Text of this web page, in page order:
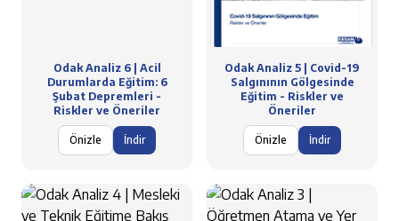
Odak Analiz 6 | Acil
Durumlarda Eğitim: 6
Şubat Depremleri -
Riskler ve Öneriler
Önizle İndir
Odak Analiz 5 | Covid-19
Salgınının Gölgesinde
Eğitim - Riskler ve
Öneriler
Önizle İndir